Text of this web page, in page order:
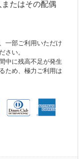
たはその配偶
一部ご利用いただけ
さい。
中に残高不足が発生
ため、極力ご利用は